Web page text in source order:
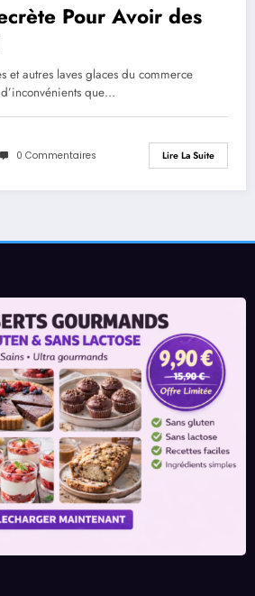
Pour Avoir des
et autres laves glaces du commerce
que…
0 Commentaires Lire La Suite